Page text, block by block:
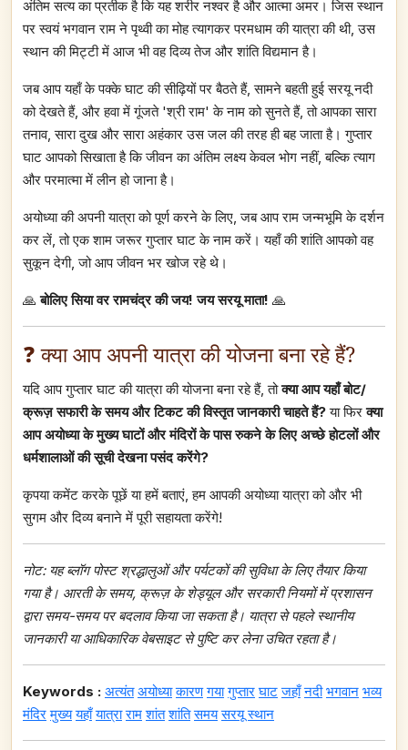
अंतिम सत्य का प्रतीक है कि यह शरीर नश्वर है और आत्मा अमर। जिस स्थान
पर स्वयं भगवान राम ने पृथ्वी का मोह त्यागकर परमधाम की यात्रा की थी, उस
स्थान की मिट्टी में आज भी वह दिव्य तेज और शांति विद्यमान है।
जब आप यहाँ के पक्के घाट की सीढ़ियों पर बैठते हैं, सामने बहती हुई सरयू नदी
को देखते हैं, और हवा में गूंजते 'श्री राम' के नाम को सुनते हैं, तो आपका सारा
तनाव, सारा दुख और सारा अहंकार उस जल की तरह ही बह जाता है। गुप्तार
घाट आपको सिखाता है कि जीवन का अंतिम लक्ष्य केवल भोग नहीं, बल्कि त्याग
और परमात्मा में लीन हो जाना है।
अयोध्या की अपनी यात्रा को पूर्ण करने के लिए, जब आप राम जन्मभूमि के दर्शन
कर लें, तो एक शाम जरूर गुप्तार घाट के नाम करें। यहाँ की शांति आपको वह
सुकून देगी, जो आप जीवन भर खोज रहे थे।
🙏बोलिए सिया वर रामचंद्र की जय! जय सरयू माता! 🙏
❓ क्या आप अपनी यात्रा की योजना बना रहे हैं?
यदि आप गुप्तार घाट की यात्रा की योजना बना रहे हैं, तोक्या आप यहाँ बोट/
क्रूज़ सफारी के समय और टिकट की विस्तृत जानकारी चाहते हैं?या फिरक्या
आप अयोध्या के मुख्य घाटों और मंदिरों के पास रुकने के लिए अच्छे होटलों और
धर्मशालाओं की सूची देखना पसंद करेंगे?
कृपया कमेंट करके पूछें या हमें बताएं, हम आपकी अयोध्या यात्रा को और भी
सुगम और दिव्य बनाने में पूरी सहायता करेंगे!
नोट: यह ब्लॉग पोस्ट श्रद्धालुओं और पर्यटकों की सुविधा के लिए तैयार किया
गया है। आरती के समय, क्रूज़ के शेड्यूल और सरकारी नियमों में प्रशासन
द्वारा समय-समय पर बदलाव किया जा सकता है। यात्रा से पहले स्थानीय
जानकारी या आधिकारिक वेबसाइट से पुष्टि कर लेना उचित रहता है।
Keywords : अत्यंत अयोध्या कारण गया गुप्तार घाट जहाँ नदी भगवान भव्य
मंदिर मुख्य यहाँ यात्रा राम शांत शांति समय सरयू स्थान